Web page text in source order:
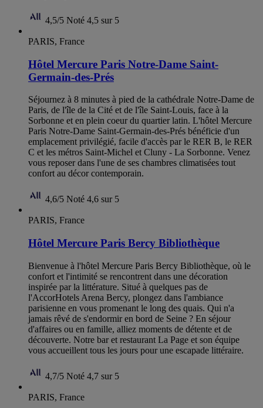
4,5/5 Noté 4,5 sur 5
PARIS, France
Hôtel Mercure Paris Notre-Dame Saint-
Germain-des-Prés
Séjournez à 8 minutes à pied de la cathédrale Notre-Dame de
Paris, de l'île de la Cité et de l'île Saint-Louis, face à la
Sorbonne et en plein coeur du quartier latin. L'hôtel Mercure
Paris Notre-Dame Saint-Germain-des-Prés bénéficie d'un
emplacement privilégié, facile d'accès par le RER B, le RER
C et les métros Saint-Michel et Cluny - La Sorbonne. Venez
vous reposer dans l'une de ses chambres climatisées tout
confort au décor contemporain.
4,6/5 Noté 4,6 sur 5
PARIS, France
Hôtel Mercure Paris Bercy Bibliothèque
Bienvenue à l'hôtel Mercure Paris Bercy Bibliothèque, où le
confort et l'intimité se rencontrent dans une décoration
inspirée par la littérature. Situé à quelques pas de
l'AccorHotels Arena Bercy, plongez dans l'ambiance
parisienne en vous promenant le long des quais. Qui n'a
jamais rêvé de s'endormir en bord de Seine ? En séjour
d'affaires ou en famille, alliez moments de détente et de
découverte. Notre bar et restaurant La Page et son équipe
vous accueillent tous les jours pour une escapade littéraire.
4,7/5 Noté 4,7 sur 5
PARIS, France